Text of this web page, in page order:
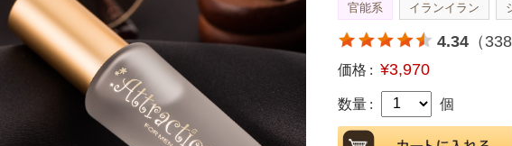
官能系 イランイラン
4.34 （338
価格 : ¥3,970
数量 : 個